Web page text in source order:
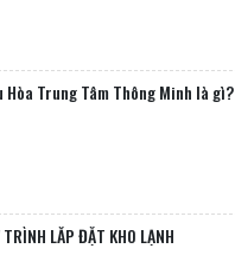
Hòa Trung Tâm Thông Minh là gì?
TRÌNH LẮP ĐẶT KHO LẠNH